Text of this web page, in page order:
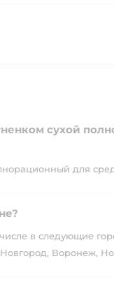
сухой
для
в следующие
Воронеж,